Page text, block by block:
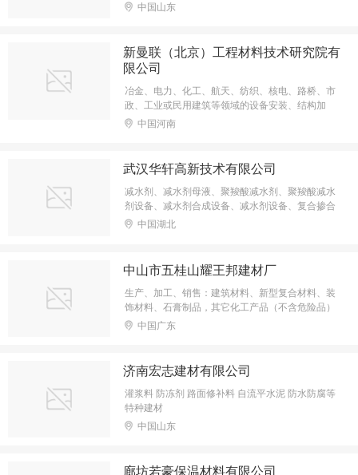
中国山东
新曼联（北京）工程材料技术研究院有
限公司
冶金、电力、化工、航天、纺织、核电、路桥、市
政、工业或民用建筑等领域的设备安装、结构加
固、建筑维修等国家重大工程项目中
中国河南
武汉华轩高新技术有限公司
减水剂、减水剂母液、聚羧酸减水剂、聚羧酸减水
剂设备、减水剂合成设备、减水剂设备、复合掺合
料、支座砂浆、阻锈剂、引气剂
中国湖北
中山市五桂山耀王邦建材厂
生产、加工、销售：建筑材料、新型复合材料、装
饰材料、石膏制品，其它化工产品（不含危险品）
中国广东
济南宏志建材有限公司
灌浆料 防冻剂 路面修补料 自流平水泥 防水防腐等
特种建材
中国山东
廊坊若豪保温材料有限公司